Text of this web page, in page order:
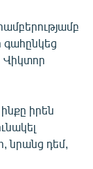
գահընկեց
Վիկտոր
իրեն
նրանց դեմ,